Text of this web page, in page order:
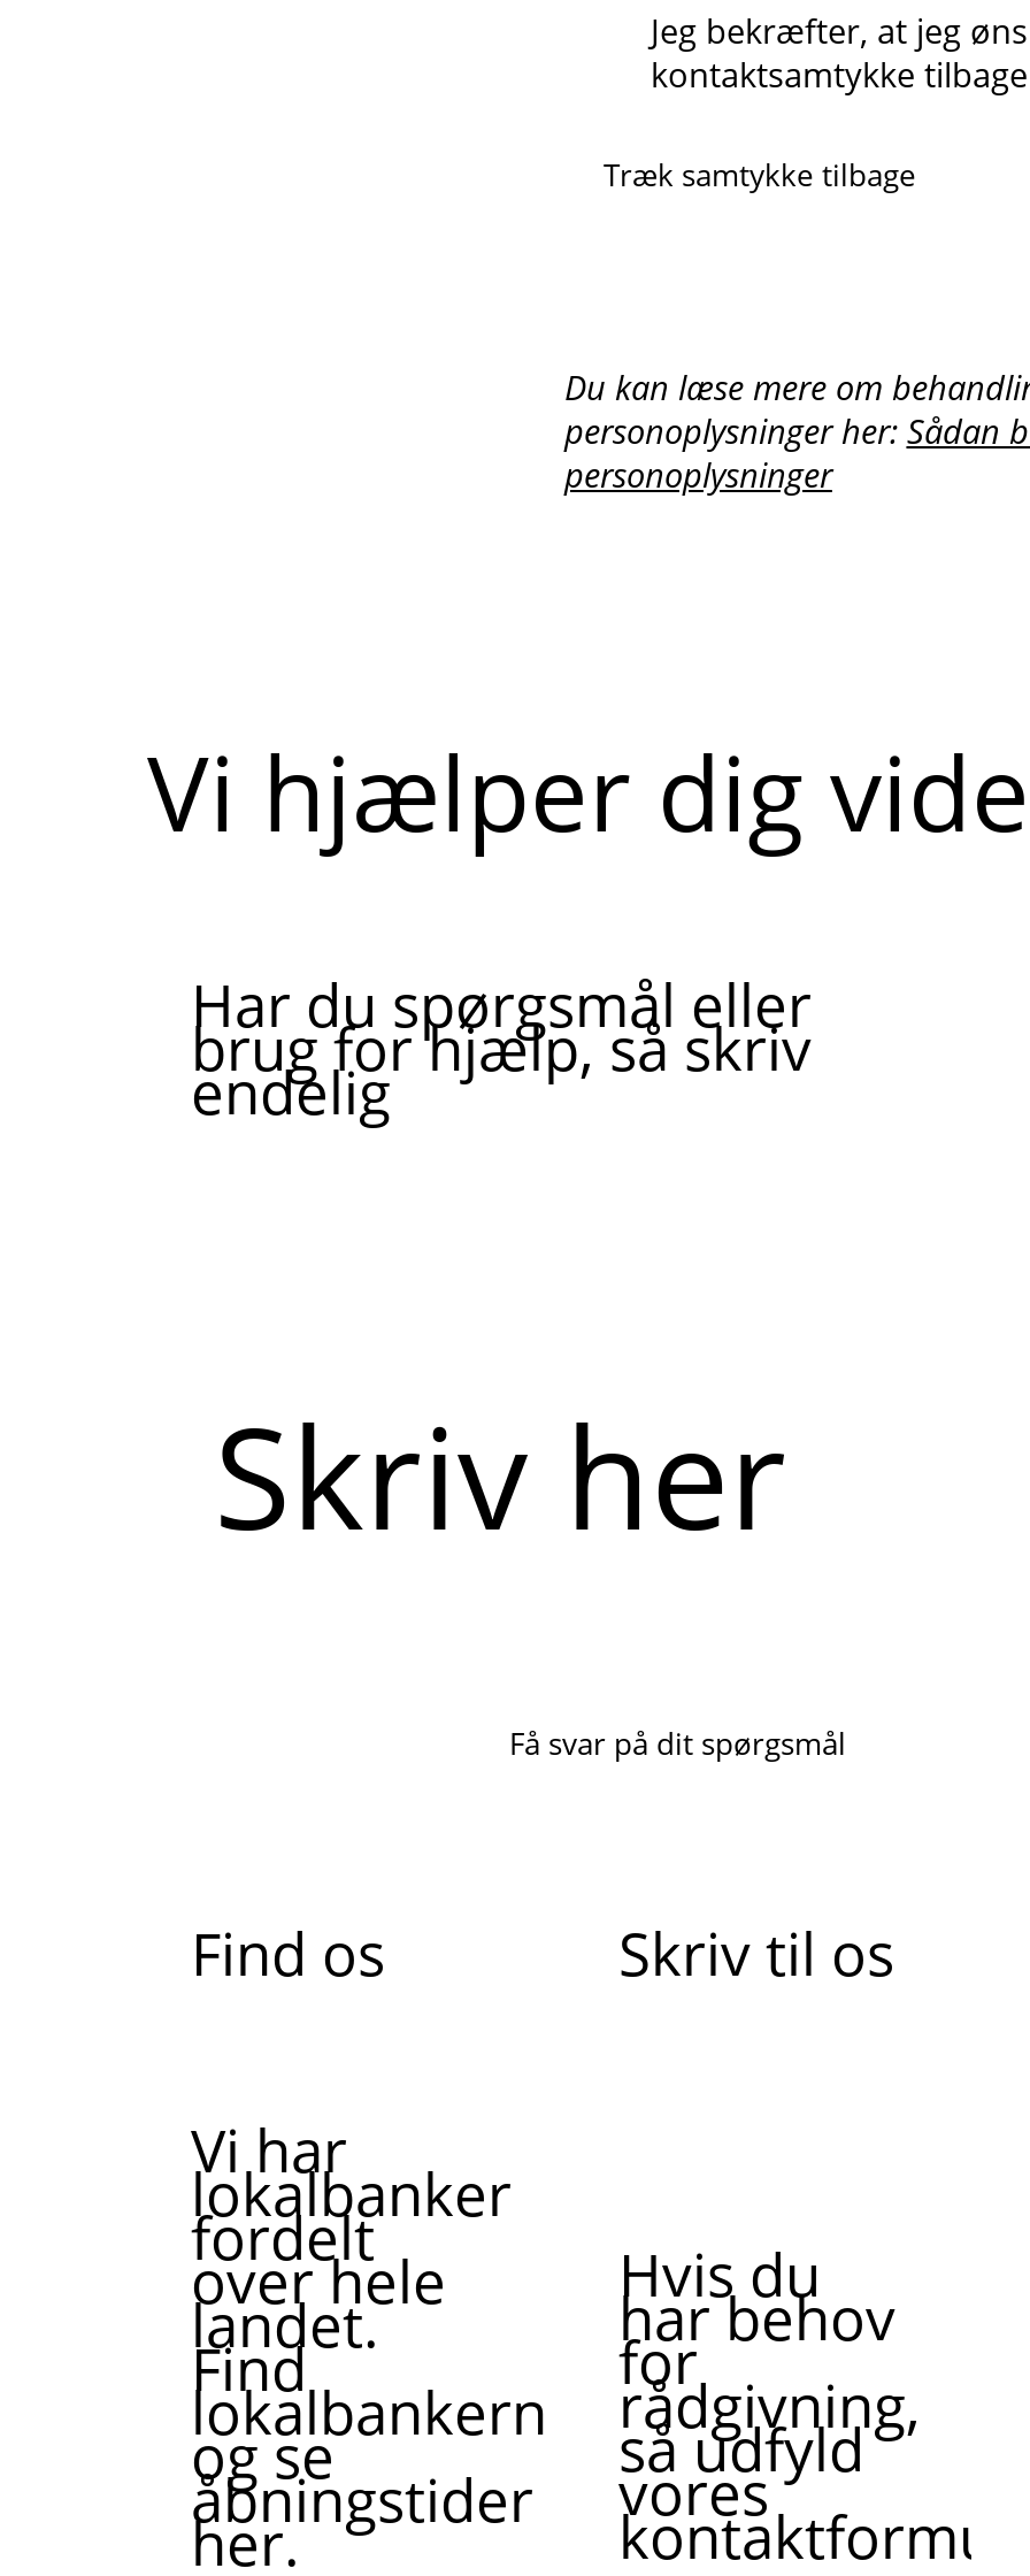
Jeg bekræfter, at jeg
kontaktsamtykke tilbage
Træk samtykke tilbage
Du kan læse mere om
personoplysninger her: Sådan
personoplysninger
Vi hjælper dig
Har du spørgsmål eller
brug for hjælp, så skriv
endelig
Få svar på dit spørgsmål
Find os
Vi har
lokalbanker
fordelt
over hele
landet.
Find
lokalbankerne,
og se
åbningstider
her.
Skriv til os
Hvis du
har behov
for
rådgivning,
så udfyld
vores